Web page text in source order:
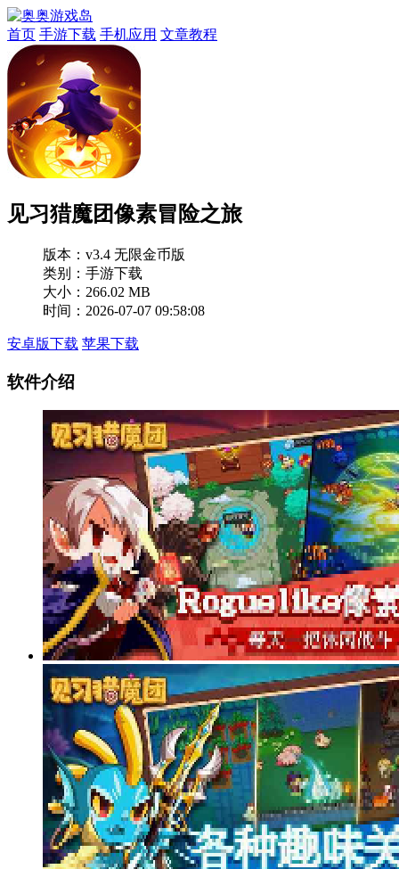
首页 手游下载 手机应用 文章教程
见习猎魔团像素冒险之旅
版本： v3.4 无限金币版
类别：手游下载
大小：266.02 MB
时间：2026-07-07 09:58:08
安卓版下载 苹果下载
软件介绍